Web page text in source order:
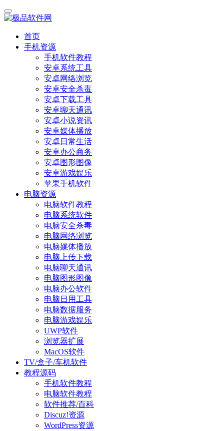
首页
手机资源
手机软件教程
安卓系统工具
安卓网络浏览
安卓安全杀毒
安卓下载工具
安卓聊天通讯
安卓小说资讯
安卓媒体播放
安卓日常生活
安卓办公商务
安卓图形图像
安卓游戏娱乐
苹果手机软件
电脑资源
电脑软件教程
电脑系统软件
电脑安全杀毒
电脑网络浏览
电脑媒体播放
电脑上传下载
电脑聊天通讯
电脑图形图像
电脑办公软件
电脑日用工具
电脑数据服务
电脑游戏娱乐
UWP软件
浏览器扩展
MacOS软件
TV/盒子/车机软件
教程源码
手机软件教程
电脑软件教程
软件推荐/百科
Discuz!资源
WordPress资源